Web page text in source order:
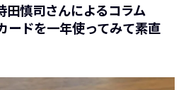
田慎司さんによるコラム
ードを一年使ってみて素直